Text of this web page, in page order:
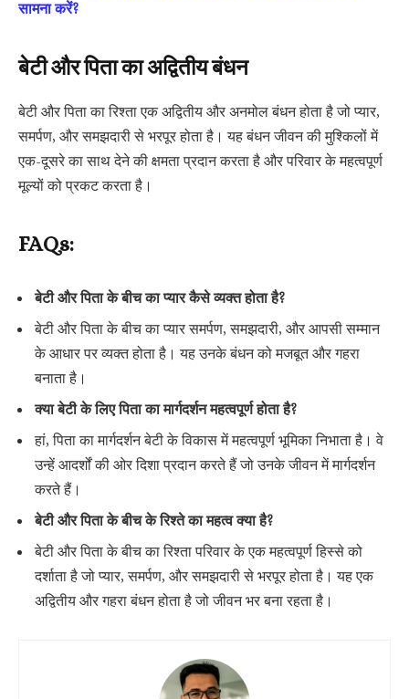
सामना करें?
बेटी और पिता का अद्वितीय बंधन
बेटी और पिता का रिश्ता एक अद्वितीय और अनमोल बंधन होता है जो प्यार,
समर्पण, और समझदारी से भरपूर होता है। यह बंधन जीवन की मुश्किलों में
एक-दूसरे का साथ देने की क्षमता प्रदान करता है और परिवार के महत्वपूर्ण
मूल्यों को प्रकट करता है।
FAQs:
बेटी और पिता के बीच का प्यार कैसे व्यक्त होता है?
बेटी और पिता के बीच का प्यार समर्पण, समझदारी, और आपसी सम्मान
के आधार पर व्यक्त होता है। यह उनके बंधन को मजबूत और गहरा
बनाता है।
क्या बेटी के लिए पिता का मार्गदर्शन महत्वपूर्ण होता है?
हां, पिता का मार्गदर्शन बेटी के विकास में महत्वपूर्ण भूमिका निभाता है। वे
उन्हें आदर्शों की ओर दिशा प्रदान करते हैं जो उनके जीवन में मार्गदर्शन
करते हैं।
बेटी और पिता के बीच के रिश्ते का महत्व क्या है?
बेटी और पिता के बीच का रिश्ता परिवार के एक महत्वपूर्ण हिस्से को
दर्शाता है जो प्यार, समर्पण, और समझदारी से भरपूर होता है। यह एक
अद्वितीय और गहरा बंधन होता है जो जीवन भर बना रहता है।